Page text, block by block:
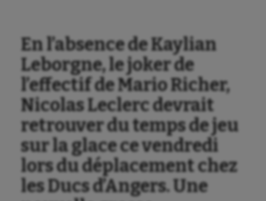
En l’absence de Kaylian
Leborgne, le joker de
l’effectif de Mario Richer,
Nicolas Leclerc devrait
retrouver du temps de jeu
sur la glace ce vendredi
lors du déplacement chez
les Ducs d’Angers. Une